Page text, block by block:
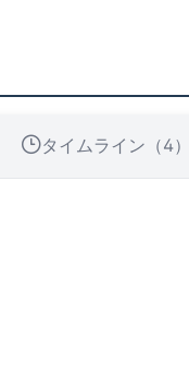
タイムライン（4）